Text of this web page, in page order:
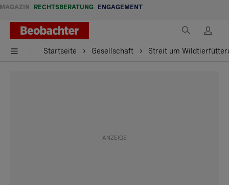
MAGAZIN RECHTSBERATUNG ENGAGEMENT
Startseite Gesellschaft Streit um